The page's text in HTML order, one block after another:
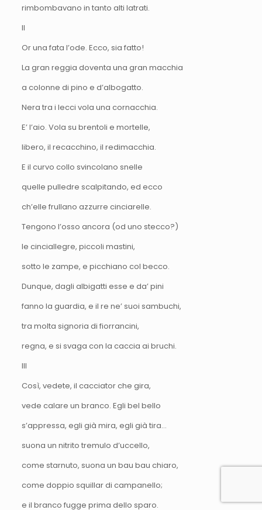
rimbombavano in tanto alti latrati.
II
Or una fata l’ode. Ecco, sia fatto!
La gran reggia doventa una gran macchia
a colonne di pino e d’albogatto.
Nera tra i lecci vola una cornacchia.
E’ l’aio. Vola su brentoli e mortelle,
libero, il recacchino, il redimacchia.
E il curvo collo svincolano snelle
quelle pulledre scalpitando, ed ecco
ch’elle frullano azzurre cinciarelle.
Tengono l’osso ancora (od uno stecco?)
le cinciallegre, piccoli mastini,
sotto le zampe, e picchiano col becco.
Dunque, dagli albigatti esse e da’ pini
fanno la guardia, e il re ne’ suoi sambuchi,
tra molta signoria di fiorrancini,
regna, e si svaga con la caccia ai bruchi.
III
Così, vedete, il cacciator che gira,
vede calare un branco. Egli bel bello
s’appressa, egli già mira, egli già tira…
suona un nitrito tremulo d’uccello,
come starnuto, suona un bau bau chiaro,
come doppio squillar di campanello;
e il branco fugge prima dello sparo.